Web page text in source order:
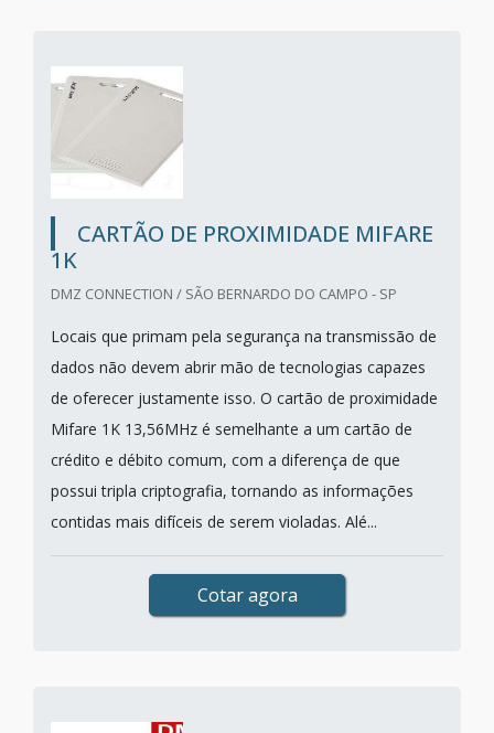
CARTÃO DE PROXIMIDADE MIFARE
1K
DMZ CONNECTION / SÃO BERNARDO DO CAMPO - SP
Locais que primam pela segurança na transmissão de
dados não devem abrir mão de tecnologias capazes
de oferecer justamente isso. O cartão de proximidade
Mifare 1K 13,56MHz é semelhante a um cartão de
crédito e débito comum, com a diferença de que
possui tripla criptografia, tornando as informações
contidas mais difíceis de serem violadas. Alé...
Cotar agora